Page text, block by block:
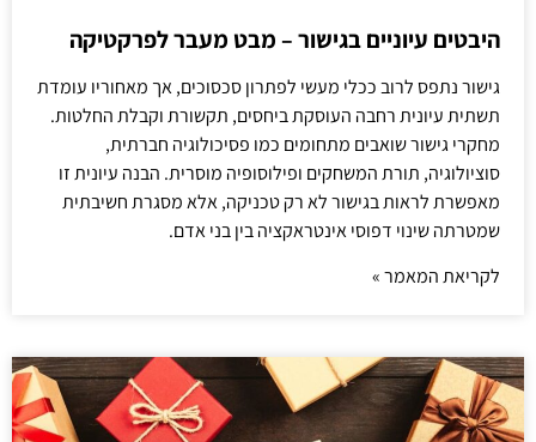
היבטים עיוניים בגישור – מבט מעבר לפרקטיקה
גישור נתפס לרוב ככלי מעשי לפתרון סכסוכים, אך מאחוריו עומדת
תשתית עיונית רחבה העוסקת ביחסים, תקשורת וקבלת החלטות.
מחקרי גישור שואבים מתחומים כמו פסיכולוגיה חברתית,
סוציולוגיה, תורת המשחקים ופילוסופיה מוסרית. הבנה עיונית זו
מאפשרת לראות בגישור לא רק טכניקה, אלא מסגרת חשיבתית
שמטרתה שינוי דפוסי אינטראקציה בין בני אדם.
לקריאת המאמר »